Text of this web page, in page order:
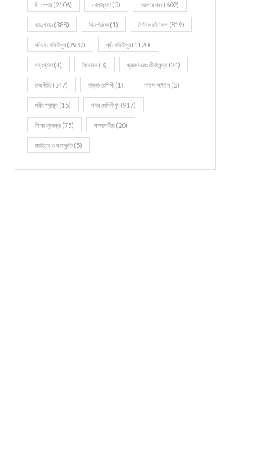
ই-পেপার (2106) খেলাধূলো (5) জেলার খবর (602)
ঝাড়গ্রাম (388) দিনপঞ্জিকা (1) দৈনিক রাশিফল (819)
পশ্চিম মেদিনীপুর (2937) পূর্ব মেদিনীপুর (1120)
বন্যপ্রাণ (4) বিনোদন (3) ভ্রমণ এবং তীর্থকেন্দ্র (24)
রাজনীতি(347) রান্না-রেসিপী (1) লাইফ স্টাইল (2)
শরীর স্বাস্থ্য (15) শহর মেদিনীপুর (917)
শিক্ষা ব্যবস্থা (75) সম্পাদকীয় (20)
সাহিত্য ও সংস্কৃতি(5)